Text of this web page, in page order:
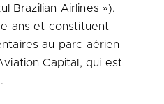
Brazilian Airlines »).
ans et constituent
au parc aérien
Capital, qui est